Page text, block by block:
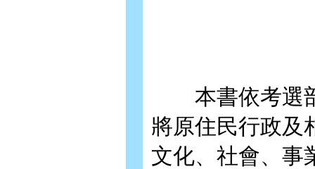
本書依考選部
將原住民行政及
文化、社會、事